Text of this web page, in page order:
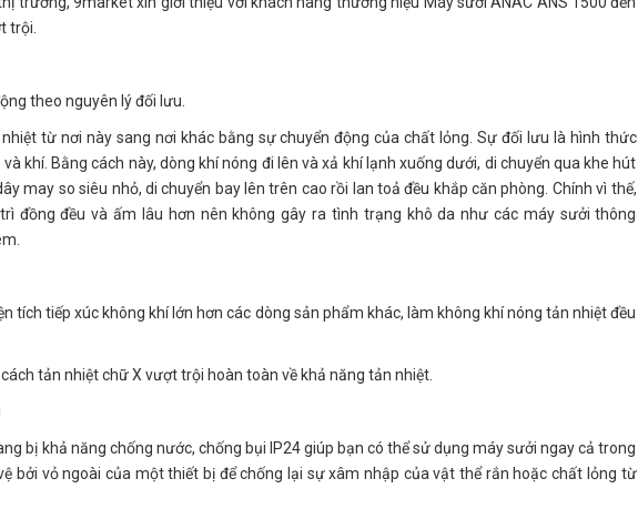
trội.
theo nguyên lý đối lưu.
từ nơi này sang nơi khác bằng sự chuyển động của chất lỏng. Sự đối lưu là hình thức
khí. Bằng cách này, dòng khí nóng đi lên và xả khí lạnh xuống dưới, di chuyển qua khe hút
may so siêu nhỏ, di chuyển bay lên trên cao rồi lan toả đều khắp căn phòng. Chính vì thế,
đồng đều và ấm lâu hơn nên không gây ra tình trạng khô da như các máy sưởi thông
tích tiếp xúc không khí lớn hơn các dòng sản phẩm khác, làm không khí nóng tản nhiệt đều
tản nhiệt chữ X vượt trội hoàn toàn về khả năng tản nhiệt.
bị khả năng chống nước, chống bụi IP24 giúp bạn có thể sử dụng máy sưởi ngay cả trong
bởi vỏ ngoài của một thiết bị để chống lại sự xâm nhập của vật thể rắn hoặc chất lỏng từ